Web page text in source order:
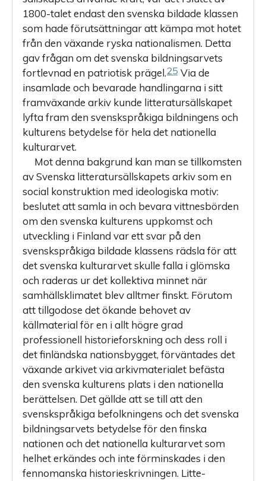
1800-talet ­endast den svenska bildade klassen
som hade förutsättningar att kämpa mot hotet
från den växande ryska nationalismen. Detta
gav frågan om det svenska bildningsarvets
fortlevnad en patriotisk prägel.25 Via de
insamlade och bevarade handlingarna i sitt
framväxande arkiv kunde litteratursällskapet
lyfta fram den svenskspråkiga bildningens och
kulturens betydelse för hela det nationella
kulturarvet.
Mot denna bakgrund kan man se tillkomsten
av Svenska litte­ratursällskapets arkiv som en
social konstruktion med ideologiska motiv:
beslutet att samla in och bevara vittnesbörden
om den svenska kulturens uppkomst och
utveckling i Finland var ett svar på den
svenskspråkiga bildade klassens rädsla för att
det svenska kulturarvet skulle falla i glömska
och raderas ur det kollektiva minnet när
samhälls­klimatet blev alltmer finskt. Förutom
att tillgodose det ökande behovet av
källmaterial för en i allt högre grad
professionell historieforskning och dess roll i
det finländska nationsbygget, förväntades det
växande arkivet via arkivmaterialet befästa
den svenska kulturens plats i den nationella
berättelsen. Det gällde att se till att den
svenskspråkiga befolkningens och det svenska
bildningsarvets betydelse för den finska
nationen och det nationella kulturarvet som
helhet erkändes och inte förminskades i den
fennomanska historieskrivningen. Litte­